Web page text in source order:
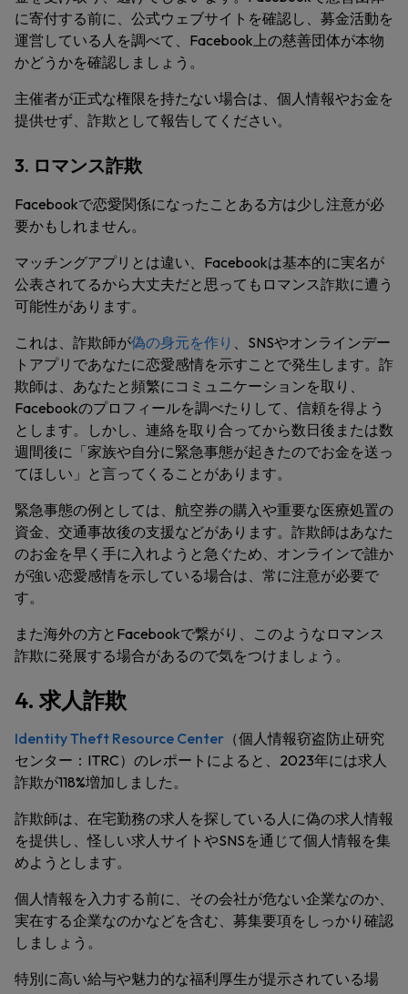
に寄付する前に、公式ウェブサイトを確認し、募金活動を
運営している人を調べて、Facebook上の慈善団体が本物
かどうかを確認しましょう。
主催者が正式な権限を持たない場合は、個人情報やお金を
提供せず、詐欺として報告してください。
3. ロマンス詐欺
Facebookで恋愛関係になったことある方は少し注意が必
要かもしれません。
マッチングアプリとは違い、Facebookは基本的に実名が
公表されてるから大丈夫だと思ってもロマンス詐欺に遭う
可能性があります。
これは、詐欺師が偽の身元を作り 、SNSやオンラインデー
トアプリであなたに恋愛感情を示すことで発生します。詐
欺師は、あなたと頻繁にコミュニケーションを取り、
Facebookのプロフィールを調べたりして、信頼を得よう
とします。しかし、連絡を取り合ってから数日後または数
週間後に「家族や自分に緊急事態が起きたのでお金を送っ
てほしい」と言ってくることがあります。
緊急事態の例としては、航空券の購入や重要な医療処置の
資金、交通事故後の支援などがあります。詐欺師はあなた
のお金を早く手に入れようと急ぐため、オンラインで誰か
が強い恋愛感情を示している場合は、常に注意が必要で
す。
また海外の方とFacebookで繋がり、このようなロマンス
詐欺に発展する場合があるので気をつけましょう。
4. 求人詐欺
Identity Theft Resource Center （個人情報窃盗防止研究
センター：ITRC）のレポートによると、2023年には求人
詐欺が118%増加しました。
詐欺師は、在宅勤務の求人を探している人に偽の求人情報
を提供し、怪しい求人サイトやSNSを通じて個人情報を集
めようとします。
個人情報を入力する前に、その会社が危ない企業なのか、
実在する企業なのかなどを含む、募集要項をしっかり確認
しましょう。
特別に高い給与や魅力的な福利厚生が提示されている場